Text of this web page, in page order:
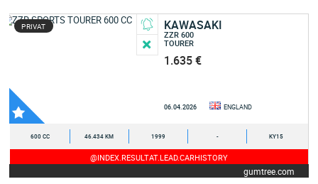
PRIVAT KAWASAKI
ZZR 600
TOURER
1.635 €
06.04.2026 ENGLAND
600 CC 46.434 KM 1999 - KY15
@INDEX.RESULTAT.LEAD.CARHISTORY
gumtree.com